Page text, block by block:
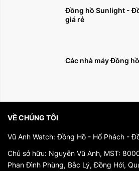
Đồng hồ Sunlight -
giá rẻ
Các nhà máy Đồng
VỀ CHÚNG TÔI
Vũ Anh Watch: Đồng Hồ - Hổ Phách -
Chủ sở hữu: Nguyễn Vũ Anh, MST:
Phan Đình Phùng, Bắc Lý, Đồng Hới,